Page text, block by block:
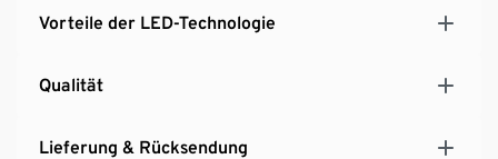
Vorteile der LED-Technologie
Qualität
Lieferung & Rücksendung